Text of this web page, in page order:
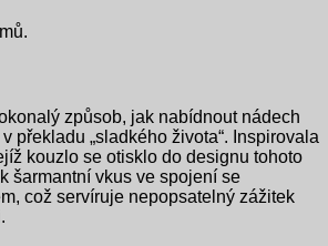
způsob, jak nabídnout nádech
překladu „sladkého života“. Inspirovala
kouzlo se otisklo do designu tohoto
šarmantní vkus ve spojení se
což servíruje nepopsatelný zážitek